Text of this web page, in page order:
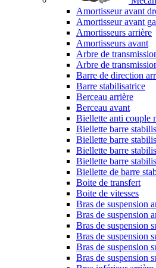
Amortisseur avant
Amortisseur avant
Amortisseurs arrière
Amortisseurs avant
Arbre de
Arbre de
Barre de direction
Barre stabilisatrice
Berceau arrière
Berceau avant
Biellette anti couple
Biellette barre
Biellette barre
Biellette barre
Biellette barre
Biellette de barre
Boite de transfert
Boite de vitesses
Bras de suspension
Bras de suspension
Bras de suspension
Bras de suspension
Bras de suspension
Bras de suspension